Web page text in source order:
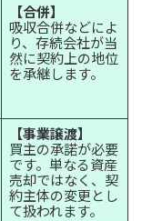
【合併】
吸収合併などによ
り、存続会社が当
然に契約上の地位
を承継します。
【事業譲渡】
買主の承諾が必要
です。単なる資産
売却ではなく、契
約主体の変更とし
て扱われます。